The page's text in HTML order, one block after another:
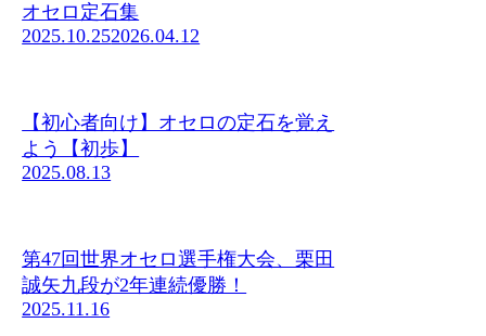
オセロ定石集
2025.10.252026.04.12
【初心者向け】オセロの定石を覚え
よう【初歩】
2025.08.13
第47回世界オセロ選手権大会、栗田
誠矢九段が2年連続優勝！
2025.11.16